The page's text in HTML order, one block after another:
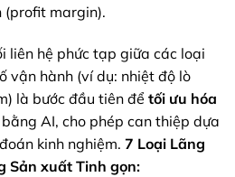
(profit margin).
liên hệ phức tạp giữa các loại
vận hành (ví dụ: nhiệt độ lò
là bước đầu tiên để tối ưu hóa
bằng AI, cho phép can thiệp dựa
kinh nghiệm. 7 Loại Lãng
Sản xuất Tinh gọn: